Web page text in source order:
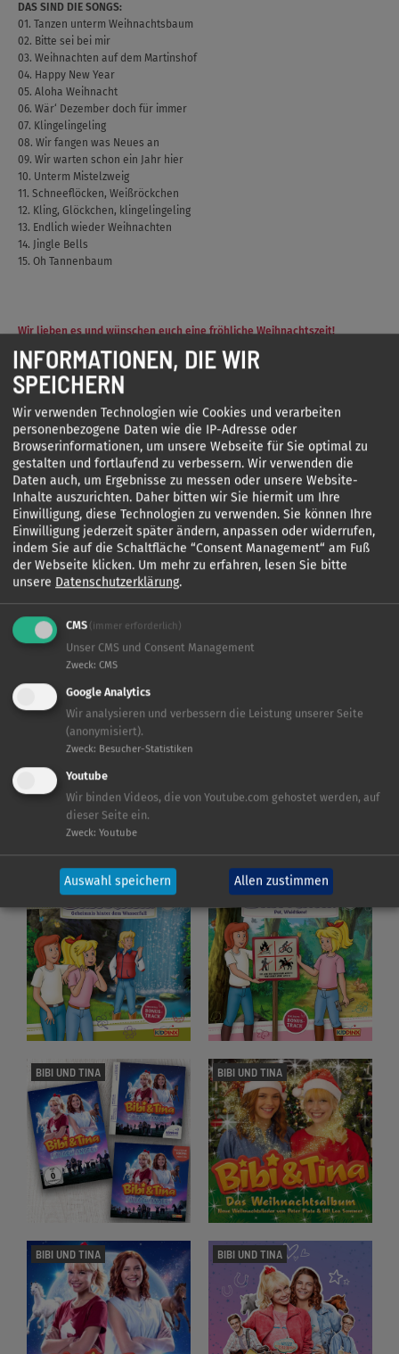
DAS SIND DIE SONGS:
01. Tanzen unterm Weihnachtsbaum
02. Bitte sei bei mir
03. Weihnachten auf dem Martinshof
04. Happy New Year
05. Aloha Weihnacht
06. Wär‘ Dezember doch für immer
07. Klingelingeling
08. Wir fangen was Neues an
09. Wir warten schon ein Jahr hier
10. Unterm Mistelzweig
11. Schneeflöcken, Weißröckchen
12. Kling, Glöckchen, klingelingeling
13. Endlich wieder Weihnachten
14. Jingle Bells
15. Oh Tannenbaum
Wir lieben es und wünschen euch eine fröhliche Weihnachtszeit!
Bibi & Tina - Einfach
anders
Alle Produkte zum neuen
BIBI UND TINA BIBI UND TINA
BIBI UND TINA BIBI UND TINA
BIBI UND TINA BIBI UND TINA
BIBI UND TINA BIBI UND TINA
INFORMATIONEN, DIE WIR
SPEICHERN
Wir verwenden Technologien wie Cookies und verarbeiten
personenbezogene Daten wie die IP-Adresse oder
Browserinformationen, um unsere Webseite für Sie optimal zu
gestalten und fortlaufend zu verbessern. Wir verwenden die
Daten auch, um Ergebnisse zu messen oder unsere Website-
Inhalte auszurichten. Daher bitten wir Sie hiermit um Ihre
Einwilligung, diese Technologien zu verwenden. Sie können Ihre
Einwilligung jederzeit später ändern, anpassen oder widerrufen,
indem Sie auf die Schaltfläche “Consent Management“ am Fuß
der Webseite klicken. Um mehr zu erfahren, lesen Sie bitte
unsere Datenschutzerklärung.
CMS (immer erforderlich)
Unser CMS und Consent Management
Zweck: CMS
Google Analytics
Wir analysieren und verbessern die Leistung unserer Seite
(anonymisiert).
Zweck: Besucher-Statistiken
Youtube
Wir binden Videos, die von Youtube.com gehostet werden, auf
dieser Seite ein.
Zweck: Youtube
Auswahl speichern Allen zustimmen